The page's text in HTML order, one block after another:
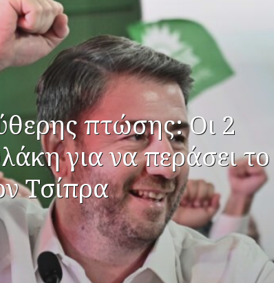
πτώσης: Οι 2
για να περάσει το
Τσίπρα